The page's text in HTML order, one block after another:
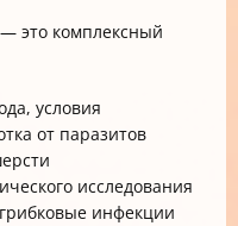
это комплексный
условия
от паразитов
исследования
инфекции